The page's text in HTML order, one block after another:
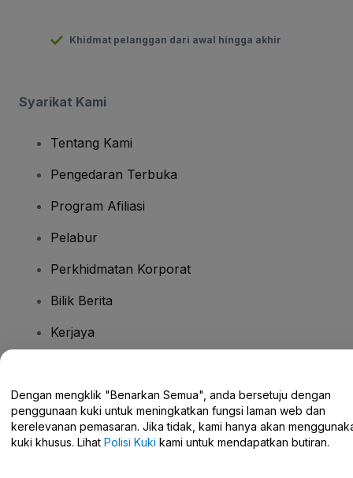
Khidmat pelanggan dari awal hingga akhir
Syarikat Kami
Tentang Kami
Pengedaran Terbuka
Program Afiliasi
Pelabur
Perkhidmatan Korporat
Bilik Berita
Kerjaya
Pusat Bantuan / Hubungi Kami
Dengan mengklik "Benarkan Semua", anda bersetuju dengan
penggunaan kuki untuk meningkatkan fungsi laman web dan
kerelevanan pemasaran. Jika tidak, kami hanya akan
kuki khusus. Lihat Polisi Kuki kami untuk mendapatkan butiran.